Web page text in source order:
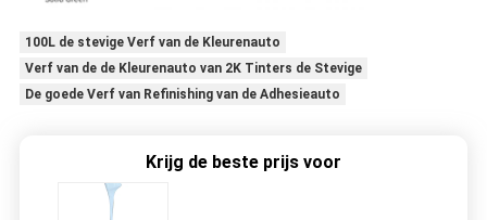
100L de stevige Verf van de Kleurenauto
Verf van de de Kleurenauto van 2K Tinters de Stevige
De goede Verf van Refinishing van de Adhesieauto
Krijg de beste prijs voor